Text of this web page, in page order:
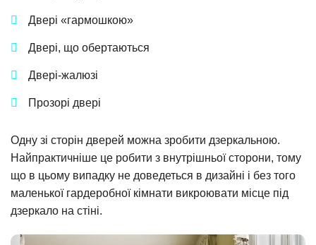
Двері «гармошкою»
Двері, що обертаються
Двері-жалюзі
Прозорі двері
Одну зі сторін дверей можна зробити дзеркальною.
Найпрактичніше це робити з внутрішньої сторони, тому
що в цьому випадку не доведеться в дизайні і без того
маленької гардеробної кімнати викроювати місце під
дзеркало на стіні.